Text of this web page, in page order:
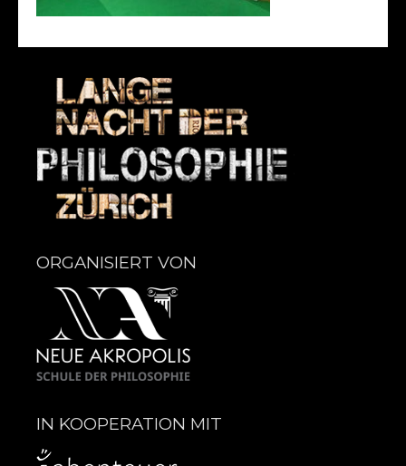
ORGANISIERT VON
IN KOOPERATION MIT